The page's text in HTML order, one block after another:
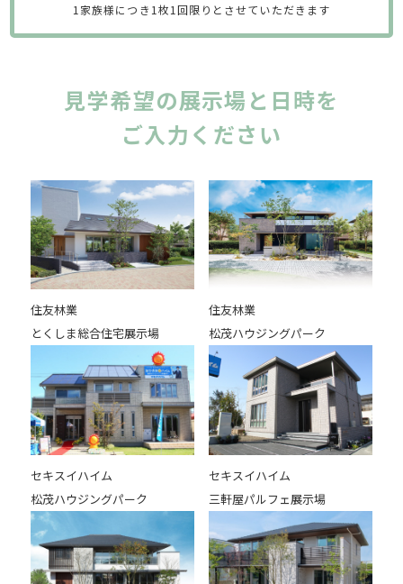
1家族様につき1枚1回限りとさせていただきます
見学希望の展示場と日時を
ご入力ください
住友林業
とくしま総合住宅展示場
住友林業
松茂ハウジングパーク
セキスイハイム
松茂ハウジングパーク
セキスイハイム
三軒屋パルフェ展示場